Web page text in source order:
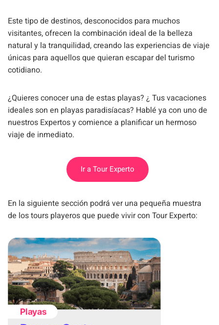
Este tipo de destinos, desconocidos para muchos
visitantes, ofrecen la combinación ideal de la belleza
natural y la tranquilidad, creando las experiencias de viaje
únicas para aquellos que quieran escapar del turismo
cotidiano.
¿Quieres conocer una de estas playas? ¿ Tus vacaciones
ideales son en playas paradisíacas? Hablé ya con uno de
nuestros Expertos y comience a planificar un hermoso
viaje de inmediato.
Ir a Tour Experto
En la siguiente sección podrá ver una pequeña muestra
de los tours playeros que puede vivir con Tour Experto: